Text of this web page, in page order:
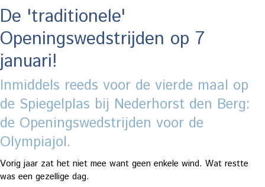
De 'traditionele'
Openingswedstrijden op 7
januari!
Inmiddels reeds voor de vierde maal op
de Spiegelplas bij Nederhorst den Berg:
de Openingswedstrijden voor de
Olympiajol.
Vorig jaar zat het niet mee want geen enkele wind. Wat restte
was een gezellige dag.